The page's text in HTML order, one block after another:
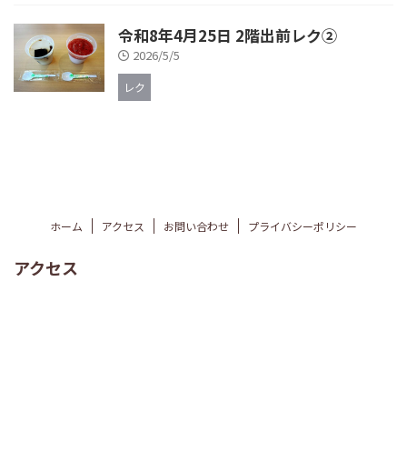
令和8年4月25日 2階出前レク②
2026/5/5
レク
ホーム アクセス お問い合わせ プライバシーポリシー
アクセス